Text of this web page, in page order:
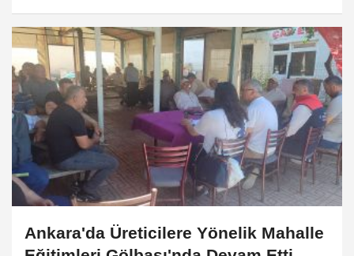
Ankara'da Üreticilere Yönelik Mahalle